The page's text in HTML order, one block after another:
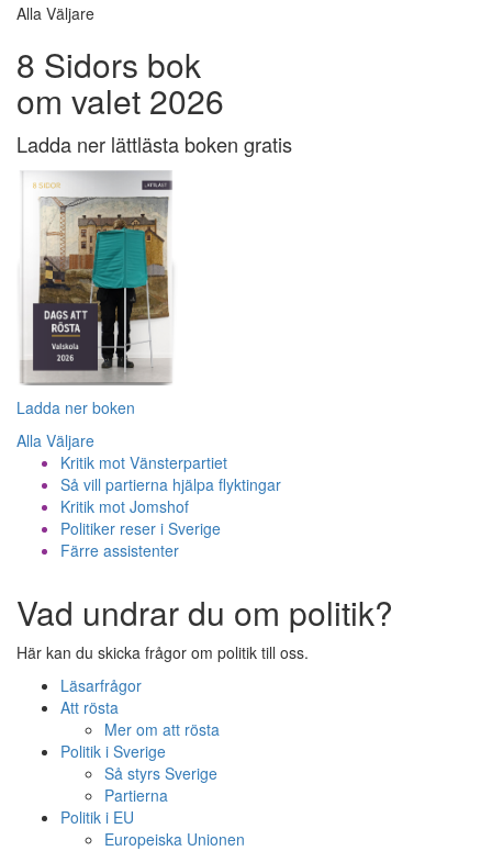
Alla Väljare
8 Sidors bok
om valet 2026
Ladda ner lättlästa boken gratis
Ladda ner boken
Alla Väljare
Kritik mot Vänsterpartiet
Så vill partierna hjälpa flyktingar
Kritik mot Jomshof
Politiker reser i Sverige
Färre assistenter
Vad undrar du om politik?
Här kan du skicka frågor om politik till oss.
Läsarfrågor
Att rösta
Mer om att rösta
Politik i Sverige
Så styrs Sverige
Partierna
Politik i EU
Europeiska Unionen